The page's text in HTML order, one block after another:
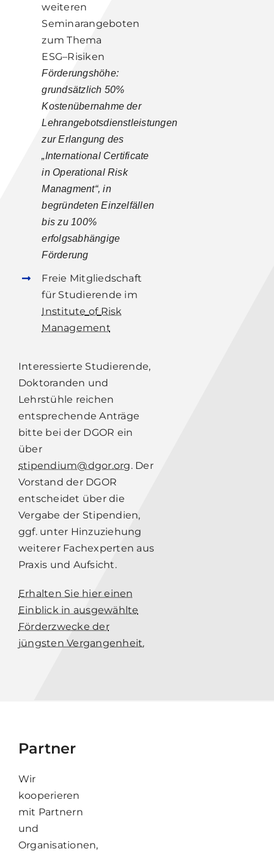
weiteren
Seminarangeboten
zum Thema
ESG–Risiken
Förderungshöhe:
grundsätzlich 50%
Kostenübernahme der
Lehrangebotsdienstleistungen
zurErlangung des
„International Certificate
in Operational Risk
Managment“, in
begründeten Einzelfällen
bis zu 100%
erfolgsabhängige
Förderung
Freie Mitgliedschaft
für Studierende im
Institute of Risk
Management
Interessierte Studierende,
Doktoranden und
Lehrstühle reichen
entsprechende Anträge
bitte beider DGOR ein
über
stipendium@dgor.org. Der
Vorstand der DGOR
entscheidet über die
Vergabe der Stipendien,
ggf. unter Hinzuziehung
weiterer Fachexperten aus
Praxis und Aufsicht.
Erhalten Sie hier einen
Einblick in ausgewählte
Förderzwecke der
jüngsten Vergangenheit.
Partner
Wir
kooperieren
mit Partnern
und
Organisationen,